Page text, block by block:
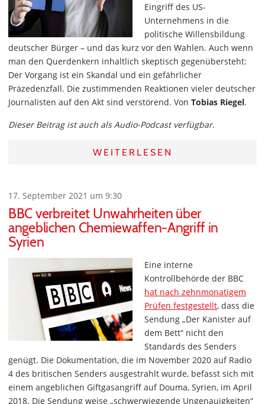
Eingriff des US-
Unternehmens in die
politische Willensbildung
deutscher Bürger – und das kurz vor den Wahlen. Auch wenn
man den Querdenkern inhaltlich skeptisch gegenübersteht:
Der Vorgang ist ein Skandal und ein gefährlicher
Präzedenzfall. Die zustimmenden Reaktionen vieler deutscher
Journalisten auf den Akt sind verstörend. Von Tobias Riegel.
Dieser Beitrag ist auch als Audio-Podcast verfügbar.
WEITERLESEN
17. September 2021 um 9:30
BBC verbreitet Unwahrheiten über
angeblichen Chemiewaffen-Angriff in
Syrien
Eine interne
Kontrollbehörde der BBC
hat nach zehnmonatigem
Prüfen festgestellt, dass die
Sendung „Der Kanister auf
dem Bett“ nicht den
Standards des Senders
genügt. Die Dokumentation, die im November 2020 auf Radio
4 des britischen Senders ausgestrahlt wurde, befasst sich mit
einem angeblichen Giftgasangriff auf Douma, Syrien, im April
2018. Die Sendung weise „schwerwiegende Ungenauigkeiten“